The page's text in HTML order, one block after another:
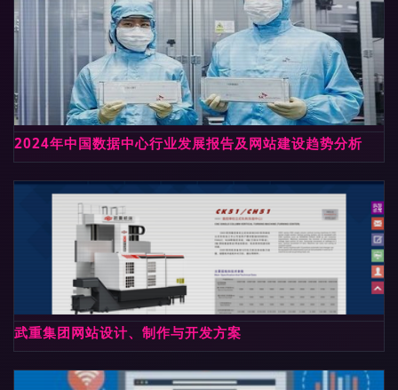
2024年中国数据中心行业发展报告及网站建设趋势分析
武重集团网站设计、制作与开发方案